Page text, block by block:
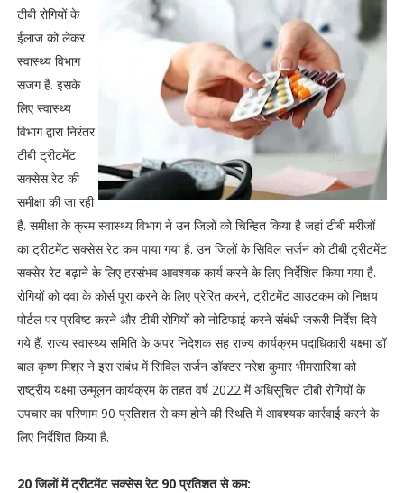
टीबी रोगियों के
ईलाज को लेकर
स्वास्थ्य विभाग
सजग है. इसके
लिए स्वास्थ्य
विभाग द्वारा निरंतर
टीबी ट्रीटमेंट
सक्सेस रेट की
समीक्षा की जा रही
है. समीक्षा के क्रम स्वास्थ्य विभाग ने उन जिलों को चिन्हित किया है जहां टीबी मरीजों
का ट्रीटमेंट सक्सेस रेट कम पाया गया है. उन जिलों के सिविल सर्जन को टीबी ट्रीटमेंट
सक्सेर रेट बढ़ाने के लिए हरसंभव आवश्यक कार्य करने के लिए निर्देशित किया गया है.
रोगियों को दवा के कोर्स पूरा करने के लिए प्रेरित ​करने, ट्रीटमेंट आउटकम को निक्षय
पोर्टल पर प्रविष्ट करने और टीबी रोगियों को नोटिफाई करने संंबंधी जरूरी निर्देश दिये
गये हैं. राज्य स्वास्थ्य समिति के अपर निदेशक सह राज्य कार्यक्रम पदाधिकारी यक्ष्मा डॉ
बाल कृष्ण मिश्र ने इस संबंध में सिविल सर्जन डॉक्टर नरेश कुमार भीमसारिया को
राष्ट्रीय यक्ष्मा उन्मूलन कार्यक्रम के तहत वर्ष 2022 में अधिसूचित टीबी रोगियों के
उपचार का परिणाम 90 प्रतिशत से कम होने की स्थिति में आवश्यक कार्रवाई करने के
लिए निर्देशित किया है.
20 जिलों में ट्रीटमेंट सक्सेस रेट 90 प्रतिशत से कम: